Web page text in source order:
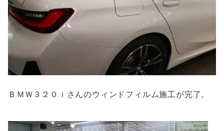
ＢＭＷ３２０ｉさんのウィンドフィルム施工が完了。